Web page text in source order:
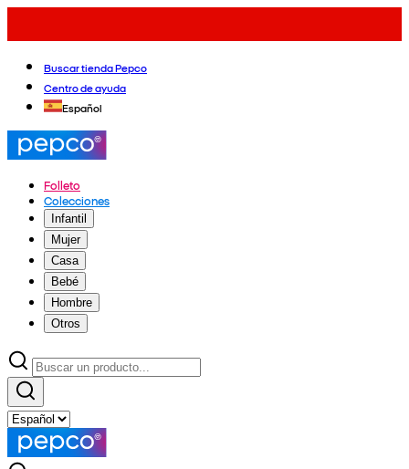
Buscar tienda Pepco
Centro de ayuda
Español
Folleto
Colecciones
Infantil
Mujer
Casa
Bebé
Hombre
Otros